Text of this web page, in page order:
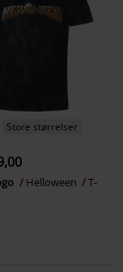
Store størrelser
Helloween
T-